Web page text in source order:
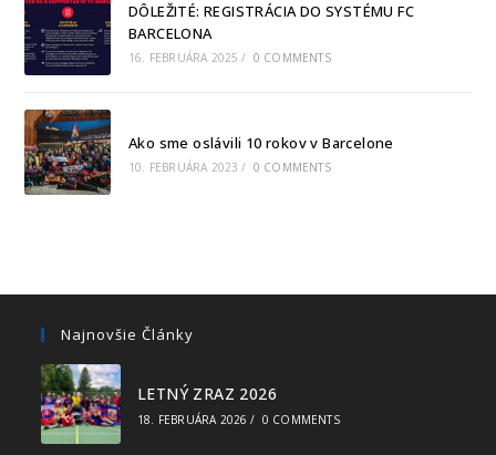
DÔLEŽITÉ: REGISTRÁCIA DO SYSTÉMU FC
BARCELONA
16. FEBRUÁRA 2025 / 0 COMMENTS
Ako sme oslávili 10 rokov v Barcelone
10. FEBRUÁRA 2023 / 0 COMMENTS
Najnovšie Články
LETNÝ ZRAZ 2026
18. FEBRUÁRA 2026 / 0 COMMENTS